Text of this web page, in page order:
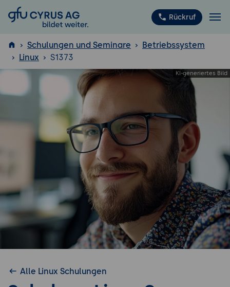
GFU Cyrus AG Rückruf
ISTQB
Schulungen und Seminare
Betriebssystem
Linux
S1373
Alle Linux Schulungen